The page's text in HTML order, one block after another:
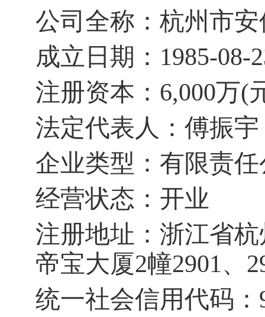
公司全称：杭州市
成立日期： 1985-08-
注册资本： 6,000万(
法定代表人：傅振宇
企业类型：有限责
经营状态：开业
注册地址：浙江省
帝宝大厦2幢2901、
统一社会信用代码：